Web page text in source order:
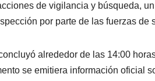
de vigilancia y búsqueda,
por parte de las fuerzas de
alrededor de las 14:00
se emitiera información oficial